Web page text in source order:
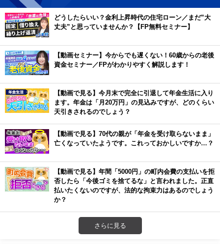
どうしたらいい？金利上昇時代の住宅ローン／まだ”大
丈夫”と思っていませんか？【FP無料セミナー】
【動画セミナー】今からでも遅くない！60歳からの老後
資金セミナー／FPがわかりやすく解説します！
【動画で見る】今月末で完全に引退して年金生活に入り
ます。年金は「月20万円」の見込みですが、どのくらい
天引きされるのでしょう？
【動画で見る】70代の親が「年金を受け取らないまま」
亡くなっていたようです。これっておかしいですか…？
【動画で見る】年間「5000円」の町内会費の支払いを拒
否したら「今後ゴミを捨てるな」と言われました。正直
払いたくないのですが、法的な拘束力はあるのでしょう
か？
さらに見る